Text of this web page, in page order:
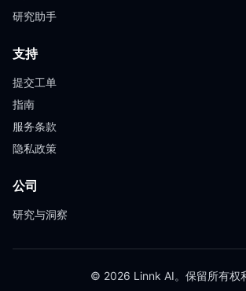
研究助手
支持
提交工单
指南
服务条款
隐私政策
公司
研究与洞察
© 2026 Linnk AI。保留所有权